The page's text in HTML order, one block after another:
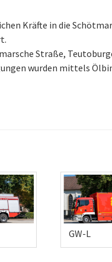
Kräfte in die
Straße,
wurden mittels
GW-L